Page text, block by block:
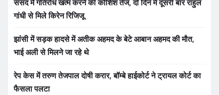
संसद में गतिरोध खत्म करने की कोशिश तेज, दो दिन में दूसरी बार राहुल
गांधी से मिले किरेन रिजिजू
झांसी में सड़क हादसे में अतीक अहमद के बेटे आबान अहमद की मौत,
भाई अली से मिलने जा रहे थे
रेप केस में तरुण तेजपाल दोषी करार, बॉम्बे हाईकोर्ट ने ट्रायल कोर्ट का
फैसला पलटा